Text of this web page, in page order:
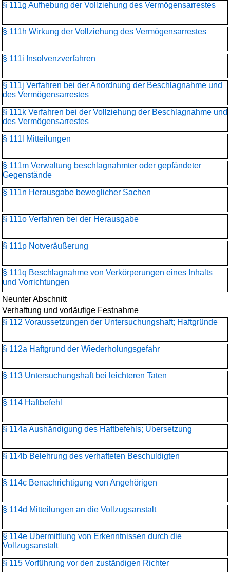
§ 111g Aufhebung der Vollziehung des Vermögensarrestes
§ 111h Wirkung der Vollziehung des Vermögensarrestes
§ 111i Insolvenzverfahren
§ 111j Verfahren bei der Anordnung der Beschlagnahme und
des Vermögensarrestes
§ 111k Verfahren bei der Vollziehung der Beschlagnahme und
des Vermögensarrestes
§ 111l Mitteilungen
§ 111m Verwaltung beschlagnahmter oder gepfändeter
Gegenstände
§ 111n Herausgabe beweglicher Sachen
§ 111o Verfahren bei der Herausgabe
§ 111p Notveräußerung
§ 111q Beschlagnahme von Verkörperungen eines Inhalts
und Vorrichtungen
Neunter Abschnitt
Verhaftung und vorläufige Festnahme
§ 112 Voraussetzungen der Untersuchungshaft; Haftgründe
§ 112a Haftgrund der Wiederholungsgefahr
§ 113 Untersuchungshaft bei leichteren Taten
§ 114 Haftbefehl
§ 114a Aushändigung des Haftbefehls; Übersetzung
§ 114b Belehrung des verhafteten Beschuldigten
§ 114c Benachrichtigung von Angehörigen
§ 114d Mitteilungen an die Vollzugsanstalt
§ 114e Übermittlung von Erkenntnissen durch die
Vollzugsanstalt
§ 115 Vorführung vor den zuständigen Richter